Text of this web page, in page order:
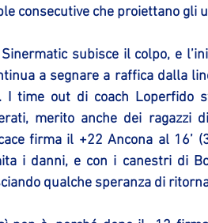
consecutive che proiettano gli
subisce il colpo, e
a segnare a raffica dalla
I time out di coach Loperfido
merito anche dei ragazzi
firma il +22 Ancona al
i danni, e con i canestri di
qualche speranza di